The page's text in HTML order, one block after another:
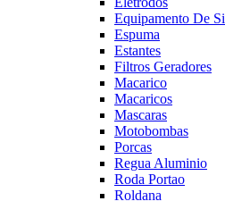
Equipamento De
Espuma
Estantes
Filtros Geradores
Macarico
Macaricos
Mascaras
Motobombas
Porcas
Regua Aluminio
Roda Portao
Roldana